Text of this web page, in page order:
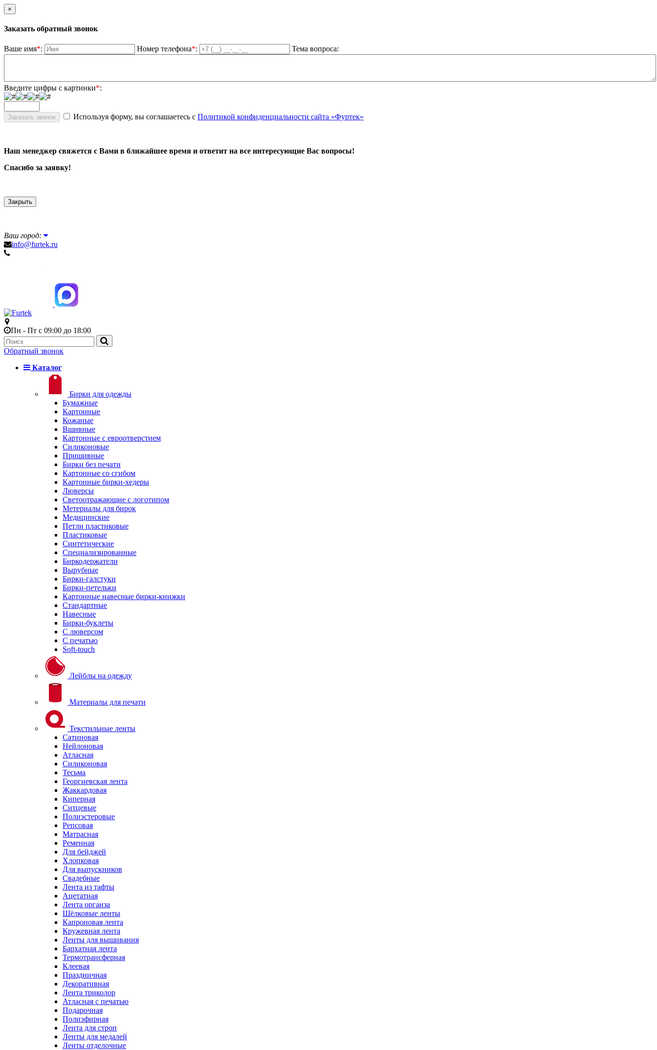
×
Заказать обратный звонок
Ваше имя*: Номер телефона*: Тема вопроса:
Введите цифры с картинки*:
Используя форму, вы соглашаетесь с Политикой конфиденциальности сайта «Фуртек»
Наш менеджер свяжется с Вами в ближайшее время и ответит на все интересующие Вас вопросы!
Спасибо за заявку!
Закрыть
Ваш город:
info@furtek.ru
Пн - Пт с 09:00 до 18:00
Обратный звонок
Каталог
Бирки для одежды
Бумажные
Картонные
Кожаные
Вшивные
Картонные с евроотверстием
Силиконовые
Пришивные
Бирки без печати
Картонные со сгибом
Картонные бирки-хедеры
Люверсы
Светоотражающие с логотипом
Метериалы для бирок
Медицинские
Петли пластиковые
Пластиковые
Синтетические
Специализированные
Биркодержатели
Вырубные
Бирки-галстуки
Бирки-петельки
Картонные навесные бирки-книжки
Стандартные
Навесные
Бирки-буклеты
С люверсом
С печатью
Soft-touch
Лейблы на одежду
Материалы для печати
Текстильные ленты
Сатиновая
Нейлоновая
Атласная
Силиконовая
Тесьма
Георгиевская лента
Жаккардовая
Киперная
Ситцевые
Полиэстеровые
Репсовая
Матрасная
Ременная
Для бейджей
Хлопковая
Для выпускников
Свадебные
Лента из тафты
Ацетатная
Лента органза
Шёлковые ленты
Капроновая лента
Кружевная лента
Ленты для вышивания
Бархатная лента
Термотрансферная
Клеевая
Праздничная
Декоративная
Лента триколор
Атласная с печатью
Подарочная
Полиэфирная
Лента для строп
Ленты для медалей
Ленты отделочные